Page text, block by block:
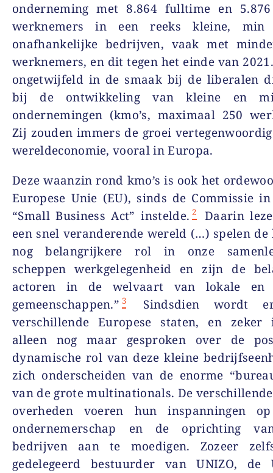
onderneming met 8.864 fulltime en
werknemers in een reeks kleine,
onafhankelijke bedrijven, vaak met
werknemers, en dit tegen het einde van 2021.
ongetwijfeld in de smaak bij de liberalen
bij de ontwikkeling van kleine en
ondernemingen (kmo’s, maximaal 250
Zij zouden immers de groei
wereldeconomie, vooral in Europa.
Deze waanzin rond kmo’s is ook het
Europese Unie (EU), sinds de Commissie
“Small Business Act” instelde. 2
Daarin
een snel veranderende wereld (…) spelen de
nog belangrijkere rol in onze
scheppen werkgelegenheid en zijn de
actoren in de welvaart van lokale en
gemeenschappen.” 3
Sindsdien wordt
verschillende Europese staten, en zeker
alleen nog maar gesproken over de
dynamische rol van deze kleine
zich onderscheiden van de enorme
van de grote multinationals. De
overheden voeren hun inspanningen
ondernemerschap en de oprichting
bedrijven aan te moedigen. Zozeer
gedelegeerd bestuurder van UNIZO, de